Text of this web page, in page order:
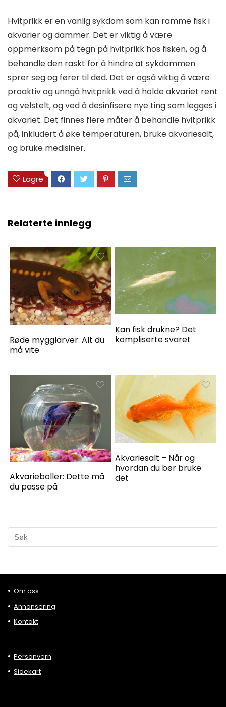
Hvitprikk er en vanlig sykdom som kan ramme fisk i
akvarier og dammer. Det er viktig å være
oppmerksom på tegn på hvitprikk hos fisken, og å
behandle den raskt for å hindre at sykdommen
sprer seg og fører til død. Det er også viktig å være
proaktiv og unngå hvitprikk ved å holde akvariet rent
og velstelt, og ved å desinfisere nye ting som legges i
akvariet. Det finnes flere måter å behandle hvitprikk
på, inkludert å øke temperaturen, bruke akvariesalt,
og bruke medisiner.
Lagre
1
Relaterte innlegg
Røde mygglarver: Alt du
må vite
Kan fisk drukne? Det
kompliserte svaret
Akvarieboller: Dette må
du passe på
Akvariesalt – Når og
hvordan du bør bruke
det
Om oss
Annonsering
Kontakt
Personvern
Sidekart